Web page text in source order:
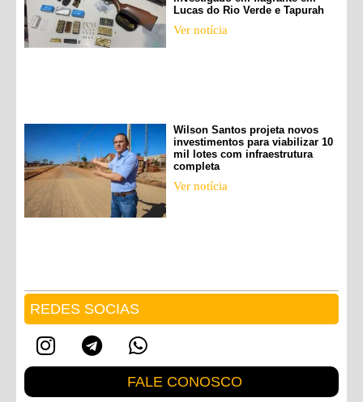
Lucas do Rio Verde e Tapurah
Ver notícia
Wilson Santos projeta novos
investimentos para viabilizar 10
mil lotes com infraestrutura
completa
Ver notícia
REDES SOCIAS
FALE CONOSCO